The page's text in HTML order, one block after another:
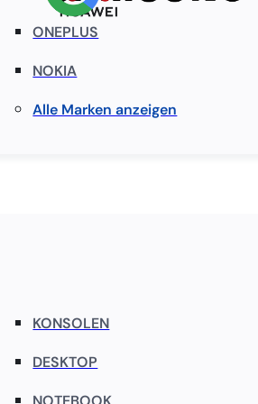
ONEPLUS
NOKIA
Alle Marken anzeigen
KONSOLEN
DESKTOP